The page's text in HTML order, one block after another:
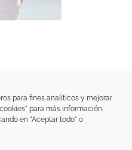
para fines analíticos y mejorar
para más información.
en "Aceptar todo" o
- España
42 00